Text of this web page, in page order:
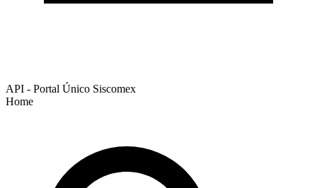
API - Portal Único Siscomex
Home